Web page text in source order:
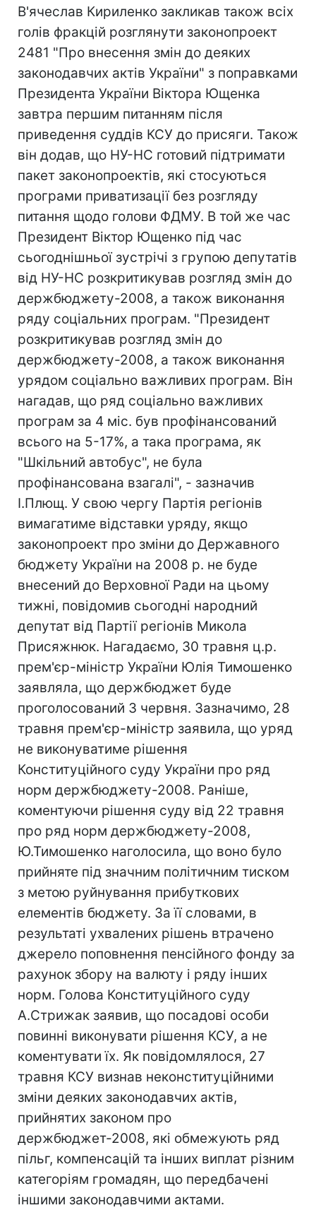
В'ячеслав Кириленко закликав також всіх
голів фракцій розглянути законопроект
2481 "Про внесення змін до деяких
законодавчих актів України" з поправками
Президента України Віктора Ющенка
завтра першим питанням після
приведення суддів КСУ до присяги. Також
він додав, що НУ-НС готовий підтримати
пакет законопроектів, які стосуються
програми приватизації без розгляду
питання щодо голови ФДМУ. В той же час
Президент Віктор Ющенко під час
сьогоднішньої зустрічі з групою депутатів
від НУ-НС розкритикував розгляд змін до
держбюджету-2008, а також виконання
ряду соціальних програм. "Президент
розкритикував розгляд змін до
держбюджету-2008, а також виконання
урядом соціально важливих програм. Він
нагадав, що ряд соціально важливих
програм за 4 міс. був профінансований
всього на 5-17%, а така програма, як
"Шкільний автобус", не була
профінансована взагалі", - зазначив
І.Плющ. У свою чергу Партія регіонів
вимагатиме відставки уряду, якщо
законопроект про зміни до Державного
бюджету України на 2008 р. не буде
внесений до Верховної Ради на цьому
тижні, повідомив сьогодні народний
депутат від Партії регіонів Микола
Присяжнюк. Нагадаємо, 30 травня ц.р.
прем'єр-міністр України Юлія Тимошенко
заявляла, що держбюджет буде
проголосований 3 червня. Зазначимо, 28
травня прем'єр-міністр заявила, що уряд
не виконуватиме рішення
Конституційного суду України про ряд
норм держбюджету-2008. Раніше,
коментуючи рішення суду від 22 травня
про ряд норм держбюджету-2008,
Ю.Тимошенко наголосила, що воно було
прийняте під значним політичним тиском
з метою руйнування прибуткових
елементів бюджету. За її словами, в
результаті ухвалених рішень втрачено
джерело поповнення пенсійного фонду за
рахунок збору на валюту і ряду інших
норм. Голова Конституційного суду
А.Стрижак заявив, що посадові особи
повинні виконувати рішення КСУ, а не
коментувати їх. Як повідомлялося, 27
травня КСУ визнав неконституційними
зміни деяких законодавчих актів,
прийнятих законом про
держбюджет-2008, які обмежують ряд
пільг, компенсацій та інших виплат різним
категоріям громадян, що передбачені
іншими законодавчими актами.